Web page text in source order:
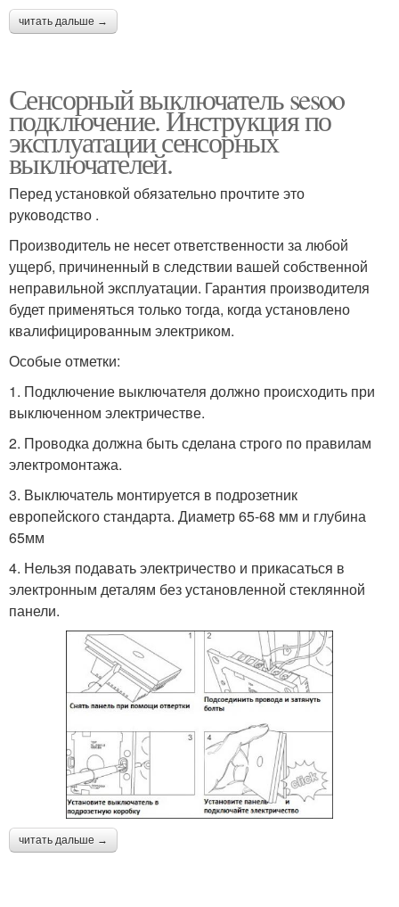
читать дальше →
Сенсорный выключатель sesoo
подключение. Инструкция по
эксплуатации сенсорных
выключателей.
Перед установкой обязательно прочтите это
руководство .
Производитель не несет ответственности за любой
ущерб, причиненный в следствии вашей собственной
неправильной эксплуатации. Гарантия производителя
будет применяться только тогда, когда установлено
квалифицированным электриком.
Особые отметки:
1. Подключение выключателя должно происходить при
выключенном электричестве.
2. Проводка должна быть сделана строго по правилам
электромонтажа.
3. Выключатель монтируется в подрозетник
европейского стандарта. Диаметр 65-68 мм и глубина
65мм
4. Нельзя подавать электричество и прикасаться в
электронным деталям без установленной стеклянной
панели.
читать дальше →